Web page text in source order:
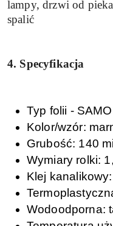
lampy, drzwi od
spalić
4. Specyfikacja
Typ folii -
Kolor/wzór:
Grubość: 140
Wymiary rolki:
Klej
Wodoodporna: